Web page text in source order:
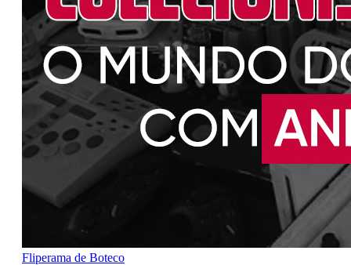
Fliperama de Boteco